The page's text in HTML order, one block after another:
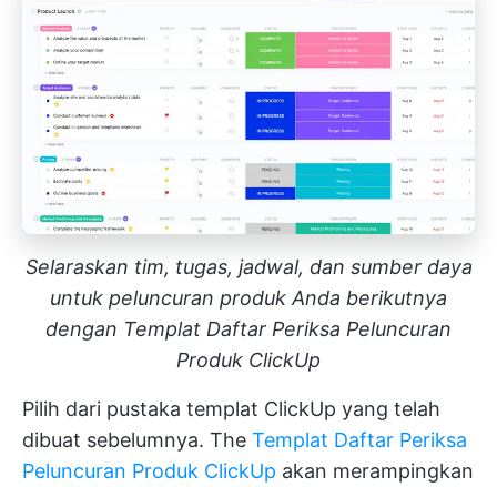
Selaraskan tim, tugas, jadwal, dan sumber daya
untuk peluncuran produk Anda berikutnya
dengan Templat Daftar Periksa Peluncuran
Produk ClickUp
Pilih dari pustaka templat ClickUp yang telah
dibuat sebelumnya. The Templat Daftar Periksa
Peluncuran Produk ClickUp akan merampingkan